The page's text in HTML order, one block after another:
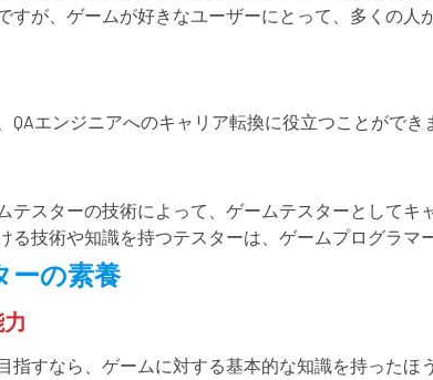
すが、ゲームが好きなユーザーにとって、多くの
QAエンジニアへのキャリア転換に役立つことがで
テスターの技術によって、ゲームテスターとして
る技術や知識を持つテスターは、ゲームプログラ
ーの素養
指すなら、ゲームに対する基本的な知識を持ったほ